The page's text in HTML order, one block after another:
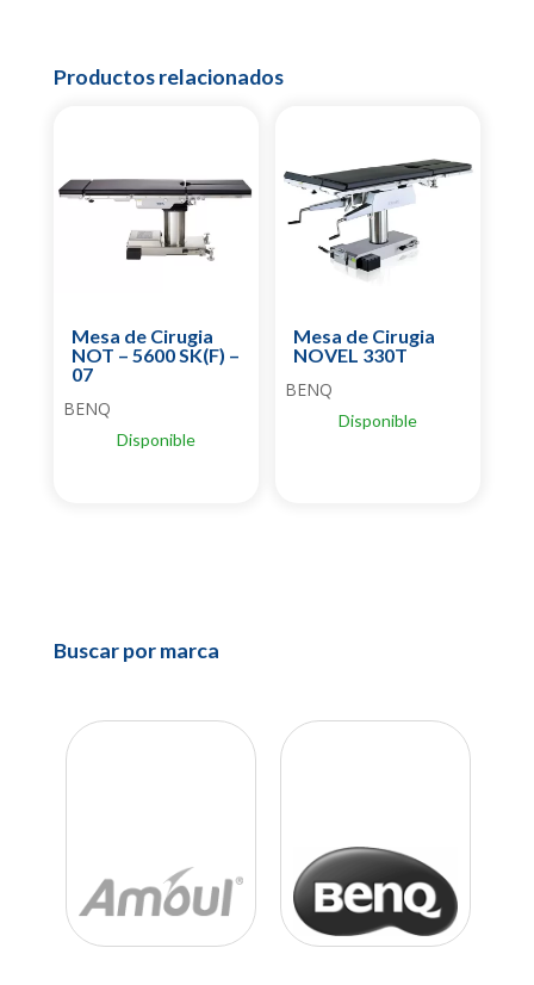
Productos relacionados
Mesa de Cirugia
NOT – 5600 SK(F) –
07
BENQ
Disponible
Mesa de Cirugia
NOVEL 330T
BENQ
Disponible
Buscar por marca